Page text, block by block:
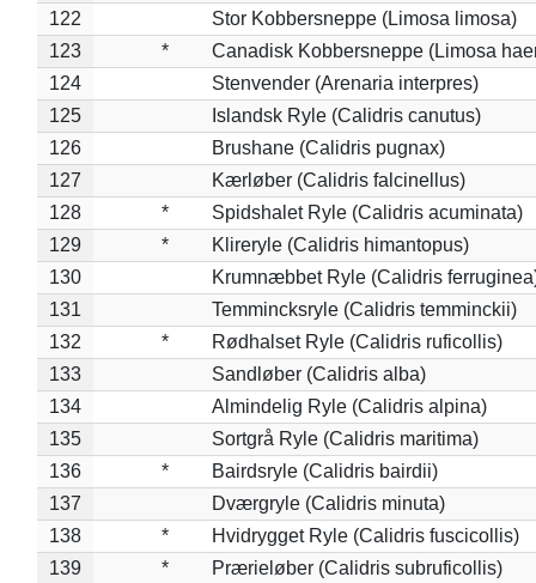
122
Stor Kobbersneppe (Limosa limosa)
123
*
Canadisk Kobbersneppe (Limosa
124
Stenvender (Arenaria interpres)
125
Islandsk Ryle (Calidris canutus)
126
Brushane (Calidris pugnax)
127
Kærløber (Calidris falcinellus)
128
*
Spidshalet Ryle (Calidris acuminata)
129
*
Klireryle (Calidris himantopus)
130
Krumnæbbet Ryle (Calidris
131
Temmincksryle (Calidris temminckii)
132
*
Rødhalset Ryle (Calidris ruficollis)
133
Sandløber (Calidris alba)
134
Almindelig Ryle (Calidris alpina)
135
Sortgrå Ryle (Calidris maritima)
136
*
Bairdsryle (Calidris bairdii)
137
Dværgryle (Calidris minuta)
138
*
Hvidrygget Ryle (Calidris fuscicollis)
139
*
Prærieløber (Calidris subruficollis)